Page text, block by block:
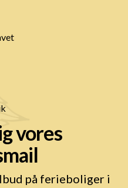
vores
på ferieboliger i